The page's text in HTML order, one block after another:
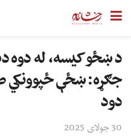
د ښځو کیسه، له دوه
جګړه: ښځې ځپوونکي
دود
30 جولای 2025